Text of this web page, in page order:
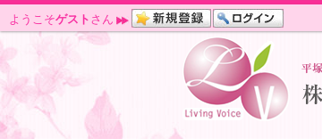
ようこそゲスト さん